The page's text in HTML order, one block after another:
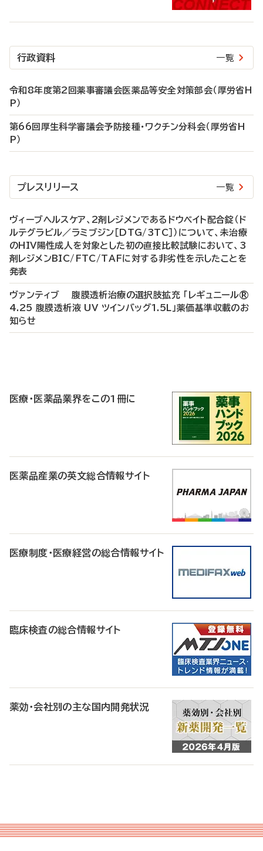
行政資料 一覧
令和8年度第2回薬事審議会医薬品等安全対策部会（厚労省H
P）
第66回厚生科学審議会予防接種・ワクチン分科会（厚労省H
P）
プレスリリース 一覧
ヴィーブヘルスケア、2剤レジメンであるドウベイト配合錠（ド
ルテグラビル／ラミブジン［DTG/3TC］）について、未治療
のHIV陽性成人を対象とした初の直接比較試験において、3
剤レジメンBIC/FTC/TAFに対する非劣性を示したことを
発表
ヴァンティブ 腹膜透析治療の選択肢拡充 「レギュニール®
4.25 腹膜透析液 UV ツインバッグ1.5L」薬価基準収載のお
知らせ
医療・医薬品業界をこの1冊に
医薬品産業の英文総合情報サイト
医療制度・医療経営の総合情報サイト
臨床検査の総合情報サイト
薬効・会社別の主な国内開発状況